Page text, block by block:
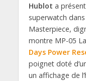
Hublot a
superwatch
Masterpiece,
montre MP-05
Days Power
poignet doté
un affichage de